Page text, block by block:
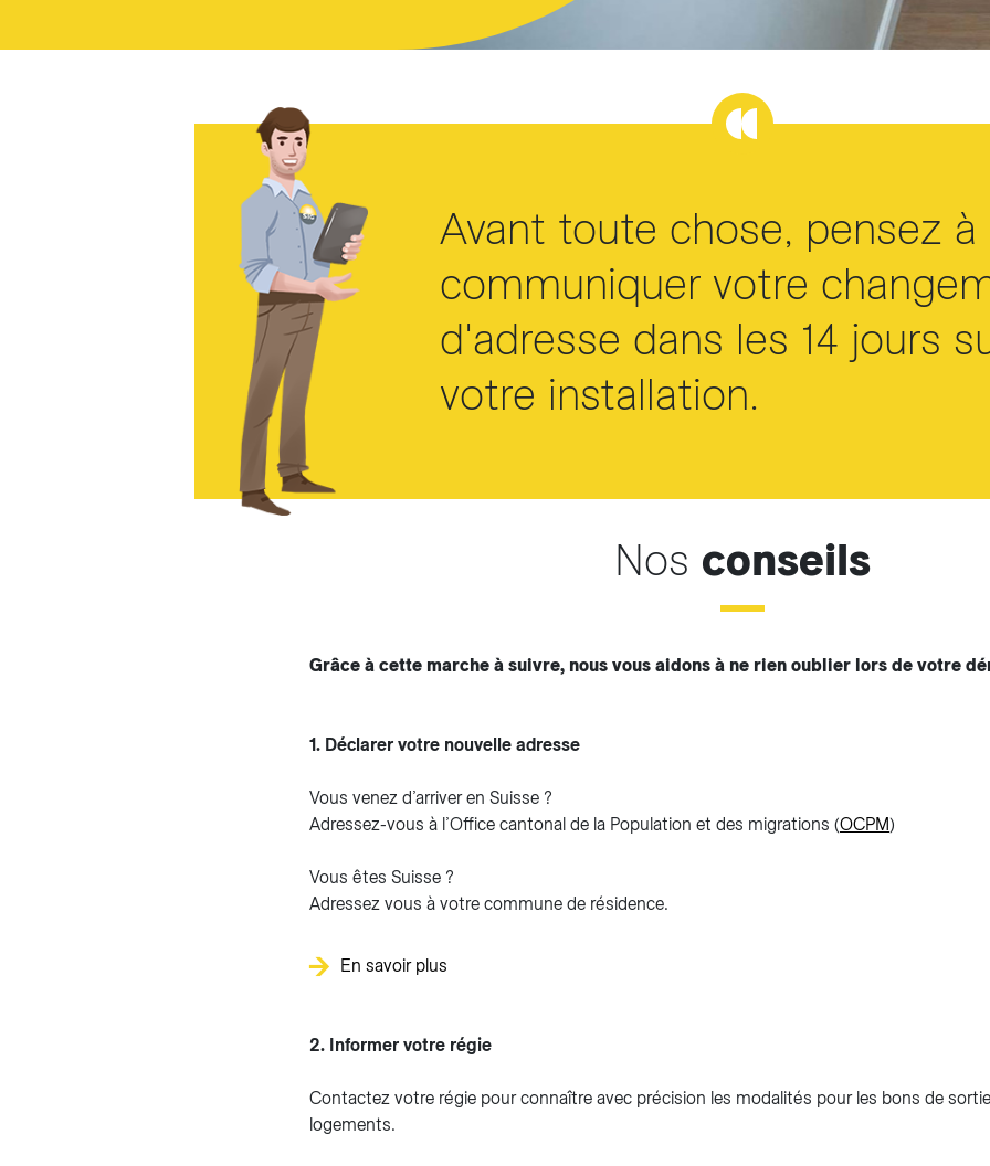
Tarifs et règlements
Avant toute chose, pensez à
communiquer votre
d'adresse dans les 14 jours
votre installation.
Nos conseils
Grâce à cette marche à suivre, nous vous aidons à ne rien oublier lors de votre
1. Déclarer votre nouvelle adresse
Vous venez d’arriver en Suisse ?
Adressez-vous à l’Office cantonal de la Population et des migrations (OCPM)
Vous êtes Suisse ?
Adressez vous à votre commune de résidence.
En savoir plus
2. Informer votre régie
Contactez votre régie pour connaître avec précision les modalités pour les bons de
logements.